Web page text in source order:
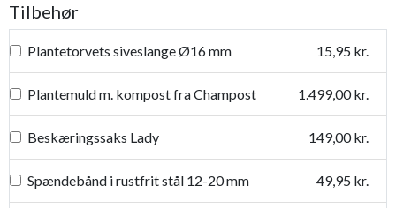
Tilbehør
Plantetorvets siveslange Ø16 mm 15,95 kr.
Plantemuld m. kompost fra Champost 1.499,00 kr.
Beskæringssaks Lady 149,00 kr.
Spændebånd i rustfrit stål 12-20 mm 49,95 kr.